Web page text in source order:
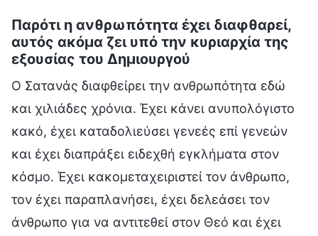
Παρότι η ανθρωπότητα έχει διαφθαρεί,
αυτός ακόμα ζει υπό την κυριαρχία της
εξουσίας του Δημιουργού
Ο Σατανάς διαφθείρει την ανθρωπότητα εδώ
και χιλιάδες χρόνια. Έχει κάνει ανυπολόγιστο
κακό, έχει καταδολιεύσει γενεές επί γενεών
και έχει διαπράξει ειδεχθή εγκλήματα στον
κόσμο. Έχει κακομεταχειριστεί τον άνθρωπο,
τον έχει παραπλανήσει, έχει δελεάσει τον
άνθρωπο για να αντιτεθεί στον Θεό και έχει